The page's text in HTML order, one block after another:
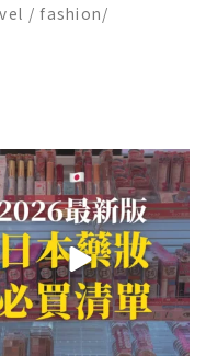
/ fashion/
日本藥妝店必買什麼
日本最近紅什麼？...
123 20